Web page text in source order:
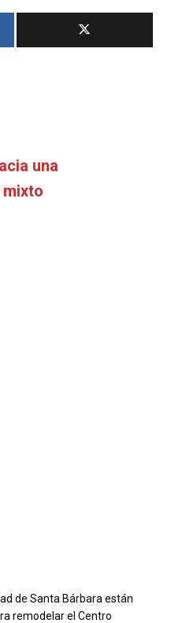
una
de Santa Bárbara están
remodelar el Centro